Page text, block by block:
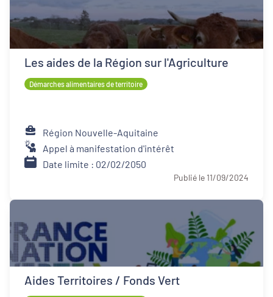
Les aides de la Région sur l'Agriculture
Démarches alimentaires de territoire
Région Nouvelle-Aquitaine
Appel à manifestation d'intérêt
Date limite : 02/02/2050
Publié le 11/09/2024
Aides Territoires / Fonds Vert